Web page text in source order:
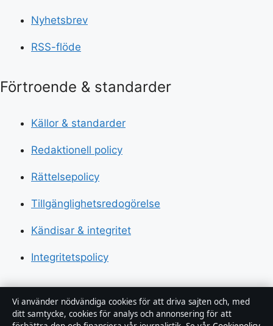
Nyhetsbrev
RSS-flöde
Förtroende & standarder
Källor & standarder
Redaktionell policy
Rättelsepolicy
Tillgänglighetsredogörelse
Kändisar & integritet
Integritetspolicy
Om Sverigerapport i korthet
Vi använder nödvändiga cookies för att driva sajten och, med
ditt samtycke, cookies för analys och annonsering för att